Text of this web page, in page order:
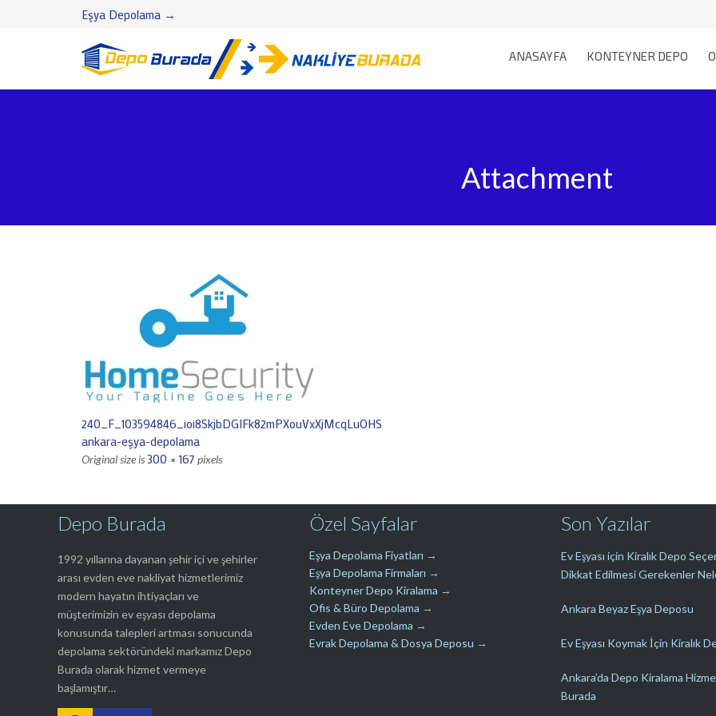
Eşya Depolama →
ANASAYFA KONTEYNER DEPO
Attachment
240_F_103594846_ioi8SkjbDGIFk82mPXouVxXjMcqLuOHS
ankara-eşya-depolama
Original size is300 × 167 pixels
Depo Burada
1992 yıllarına dayanan şehir içi ve şehirler
arası evden eve nakliyat hizmetlerimiz
modern hayatın ihtiyaçları ve
müşterimizin ev eşyası depolama
konusunda talepleri artması sonucunda
depolama sektöründeki markamız Depo
Burada olarak hizmet vermeye
başlamıştır…
Özel Sayfalar
Eşya Depolama Fiyatları →
Eşya Depolama Firmaları →
Konteyner Depo Kiralama →
Ofis & Büro Depolama →
Evden Eve Depolama →
Evrak Depolama & Dosya Deposu →
Son Yazılar
Ev Eşyası için Kiralık Depo
Dikkat Edilmesi Gerekenler
Ankara Beyaz Eşya Deposu
Ev Eşyası Koymak İçin Kiralık
Ankara’da Depo Kiralama
Burada